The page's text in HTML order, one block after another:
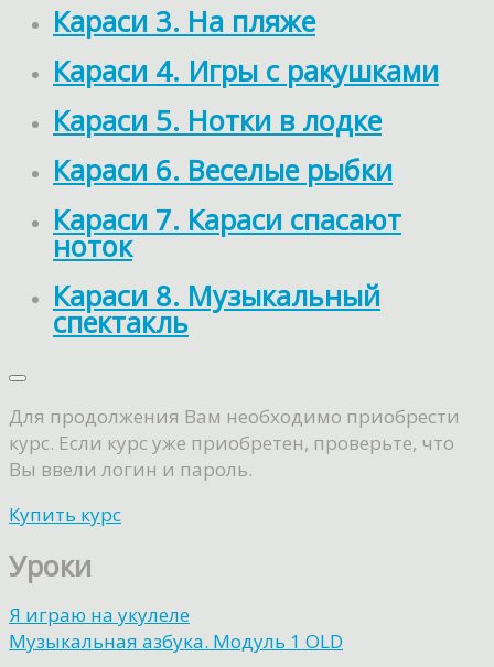
Караси 3. На пляже
Караси 4. Игры с ракушками
Караси 5. Нотки в лодке
Караси 6. Веселые рыбки
Караси 7. Караси спасают
ноток
Караси 8. Музыкальный
спектакль
Для продолжения Вам необходимо приобрести
курс. Если курс уже приобретен, проверьте, что
Вы ввели логин и пароль.
Купить курс
Уроки
Я играю на укулеле
Музыкальная азбука. Модуль 1 OLD